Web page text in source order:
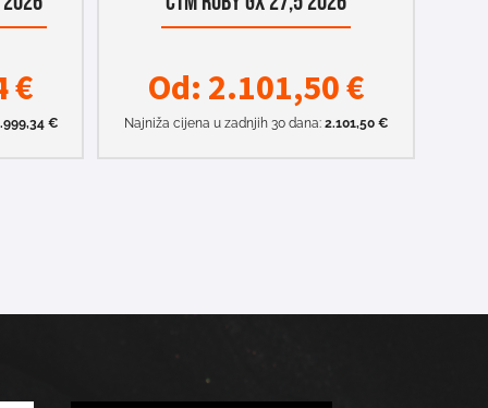
€
€
Od:2.101,50€
Najniža cijena u zadnjih 30 dana: 2.101,50 €